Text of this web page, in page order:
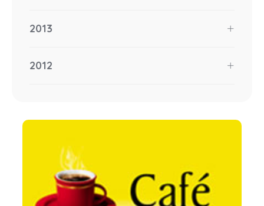
2013
2012